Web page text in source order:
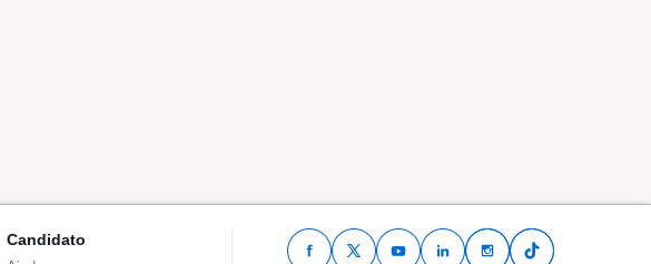
Candidato